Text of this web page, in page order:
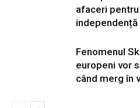
afaceri
independență
Fenomenul
europeni vor
când merg în